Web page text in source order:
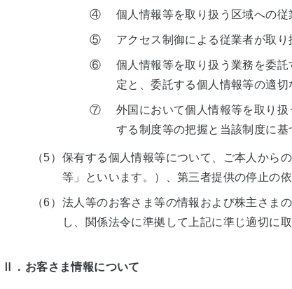
④ 個人情報等を取り扱う区域への従
⑤ アクセス制御による従業者が取
⑥
個人情報等を取り扱う業務を委
定と、委託する個人情報等の適
⑦
外国において個人情報等を取り
する制度等の把握と当該制度に基
（5） 保有する個人情報等について、ご本人から
等」といいます。）、第三者提供の停止の
（6） 法人等のお客さま等の情報および株主さま
し、関係法令に準拠して上記に準じ適切に取
Ⅱ．お客さま情報について